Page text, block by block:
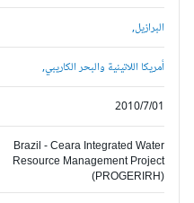
البرازيل,
أمريكا اللاتينية والبحر الكاريبي,
2010/7/01
Brazil - Ceara Integrated Water
Resource Management Project
(PROGERIRH)